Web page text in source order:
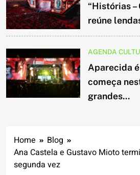
“Histórias –
reúne
AGENDA
Aparecida
começa
grandes...
Home
Blog
Ana Castela e Gustavo Mioto
segunda vez